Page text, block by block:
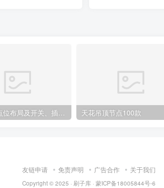
CAD水电点位布局及开关、插座、灯具合集 天花吊顶节点100款
友链申请 免责声明 广告合作 关于我们
Copyright © 2025 · 刷子库 · 蒙ICP备18005844号-6